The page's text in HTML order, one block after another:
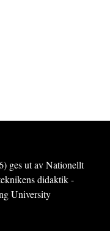
ges ut av Nationellt
didaktik -
University